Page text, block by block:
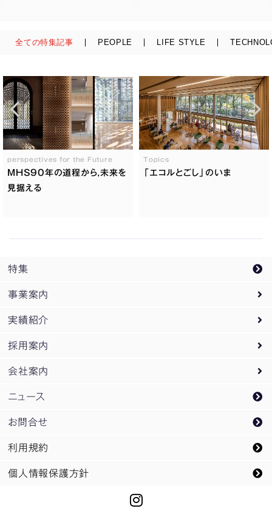
全ての特集記事 PEOPLE LIFE STYLE
perspectives for the Future
MHS90年の道程から,未来を
見据える
Topics
「エコルとごし」のいま
特集
事業案内
事業案内トップ
設計監理業務
PM/CM業務
企画開発業務
実績紹介
実績紹介トップ
オフィス・庁舎
教育・研究
スポーツ
空港・交通
都市開発・再開発
採用案内
採用案内トップ
新卒採用
企業研究会ご案内
インターンシップ募集
キャリア採用
会社案内
会社案内トップ
松田平田設計のDNA
概要
メッセージ
ニュース
お問合せ
利用規約
個人情報保護方針